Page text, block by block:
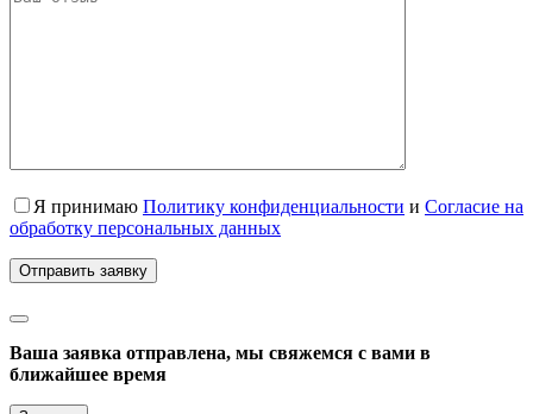
Я принимаю Политику конфиденциальности и Согласие на
обработку персональных данных
Ваша заявка отправлена, мы свяжемся с вами в
ближайшее время